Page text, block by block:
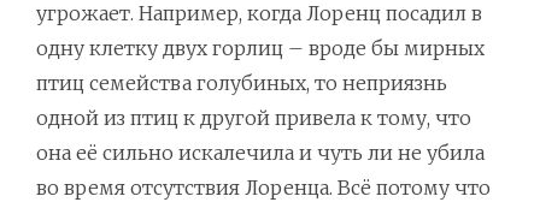
угрожает. Например, когда Лоренц посадил в
одну клетку двух горлиц – вроде бы мирных
птиц семейства голубиных, то неприязнь
одной из птиц к другой привела к тому, что
она её сильно искалечила и чуть ли не убила
во время отсутствия Лоренца. Всё потому что